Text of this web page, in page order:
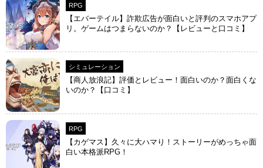
RPG
【エバーテイル】詐欺広告が面白いと評判のスマホアプ
リ。ゲームはつまらないのか？【レビューと口コミ】
シミュレーション
【商人放浪‪記】評価とレビュー！面白いのか？面白くな
いのか？【口コミ】
RPG
【カゲマス】久々に大ハマり！ストーリーがめっちゃ面
白い本格派RPG！